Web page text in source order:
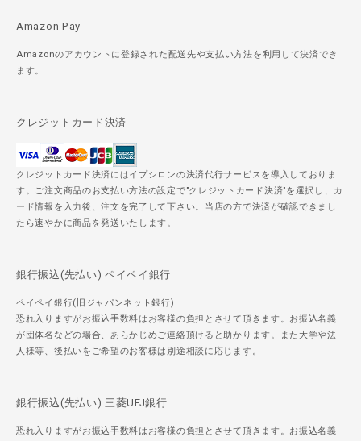
Amazon Pay
Amazonのアカウントに登録された配送先や支払い方法を利用して決済でき
ます。
クレジットカード決済
クレジットカード決済にはイプシロンの決済代行サービスを導入しておりま
す。ご注文商品のお支払い方法の設定で"クレジットカード決済"を選択し、カ
ード情報を入力後、注文を完了して下さい。当店の方で決済が確認できまし
たら速やかに商品を発送いたします。
銀行振込(先払い) ペイペイ銀行
ペイペイ銀行(旧ジャパンネット銀行)
恐れ入りますがお振込手数料はお客様の負担とさせて頂きます。お振込名義
が団体名などの場合、あらかじめご連絡頂けると助かります。また大学や法
人様等、後払いをご希望のお客様は別途相談に応じます。
銀行振込(先払い) 三菱UFJ銀行
恐れ入りますがお振込手数料はお客様の負担とさせて頂きます。お振込名義